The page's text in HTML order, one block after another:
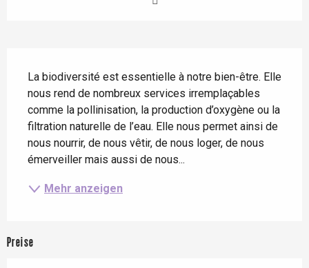
La biodiversité est essentielle à notre bien-être. Elle
nous rend de nombreux services irremplaçables
comme la pollinisation, la production d’oxygène ou la
filtration naturelle de l’eau. Elle nous permet ainsi de
nous nourrir, de nous vêtir, de nous loger, de nous
émerveiller mais aussi de nous...
Mehr anzeigen
Preise